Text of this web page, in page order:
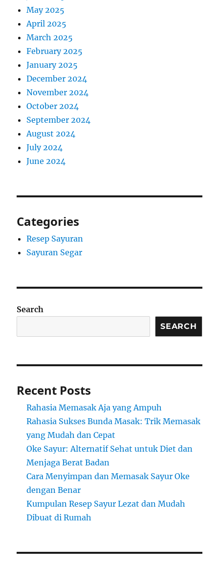
May 2025
April 2025
March 2025
February 2025
January 2025
December 2024
November 2024
October 2024
September 2024
August 2024
July 2024
June 2024
Categories
Resep Sayuran
Sayuran Segar
Search
SEARCH
Recent Posts
Rahasia Memasak Aja yang Ampuh
Rahasia Sukses Bunda Masak: Trik Memasak
yang Mudah dan Cepat
Oke Sayur: Alternatif Sehat untuk Diet dan
Menjaga Berat Badan
Cara Menyimpan dan Memasak Sayur Oke
dengan Benar
Kumpulan Resep Sayur Lezat dan Mudah
Dibuat di Rumah